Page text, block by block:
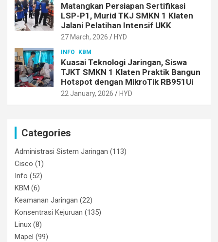
Matangkan Persiapan Sertifikasi
LSP-P1, Murid TKJ SMKN 1 Klaten
Jalani Pelatihan Intensif UKK
27 March, 2026 HYD
INFO KBM
Kuasai Teknologi Jaringan, Siswa
TJKT SMKN 1 Klaten Praktik Bangun
Hotspot dengan MikroTik RB951Ui
22 January, 2026 HYD
Categories
Administrasi Sistem Jaringan (113)
Cisco (1)
Info (52)
KBM (6)
Keamanan Jaringan (22)
Konsentrasi Kejuruan (135)
Linux (8)
Mapel (99)